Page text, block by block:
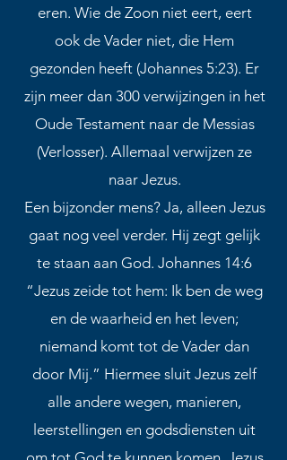
eren. Wie de Zoon niet eert, eert
ook de Vader niet, die Hem
gezonden heeft (Johannes 5:23). Er
zijn meer dan 300 verwijzingen in het
Oude Testament naar de Messias
(Verlosser). Allemaal verwijzen ze
naar Jezus.
Een bijzonder mens? Ja, alleen Jezus
gaat nog veel verder. Hij zegt gelijk
te staan aan God. Johannes 14:6
“Jezus zeide tot hem: Ik ben de weg
en de waarheid en het leven;
niemand komt tot de Vader dan
door Mij.” Hiermee sluit Jezus zelf
alle andere wegen, manieren,
leerstellingen en godsdiensten uit